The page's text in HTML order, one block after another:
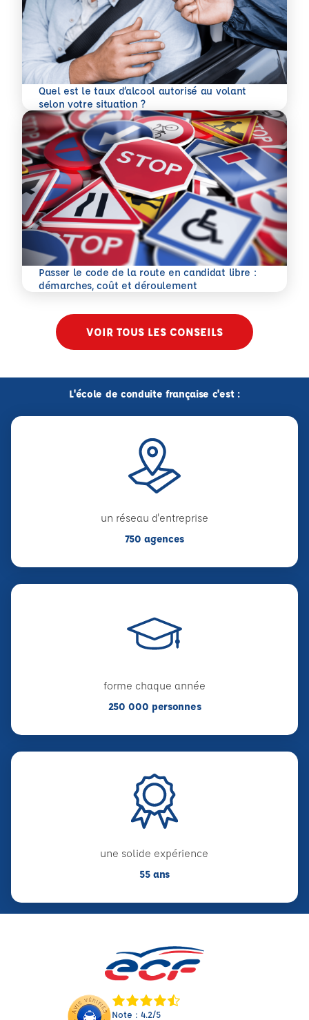
Quel est le taux d’alcool autorisé au volant
selon votre situation ?
En savoir plus
Passer le code de la route en candidat libre :
démarches, coût et déroulement
En savoir plus
VOIR TOUS LES CONSEILS
L'école de conduite française c'est :
un réseau d'entreprise
750 agences
forme chaque année
250 000 personnes
une solide expérience
55 ans
Note : 4.2/5